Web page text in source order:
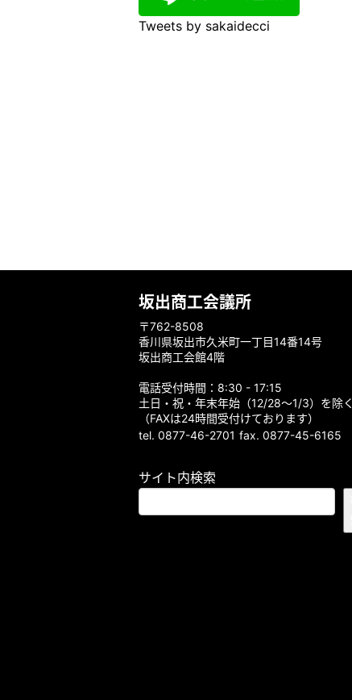
Tweets by sakaidecci
坂出商工会議所
〒762-8508
香川県坂出市久米町一丁目14番14号
坂出商工会館4階
電話受付時間：8:30 - 17:15
土日・祝・年末年始（12/28～1/3）を除く
（FAXは24時間受付けております）
tel. 0877-46-2701 fax. 0877-45-6165
サイト内検索